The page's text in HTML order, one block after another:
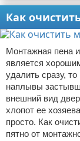
Как
Монтажная пена
является
удалить сразу,
наплывы
внешний вид
хлопот ее
просто. Как
пятно от